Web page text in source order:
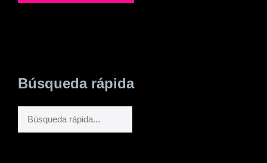
Búsqueda rápida